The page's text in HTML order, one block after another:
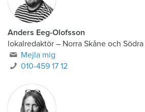
Anders Eeg-Olofsson
lokalredaktör – Norra Skåne och
Mejla mig
010-459 17 12